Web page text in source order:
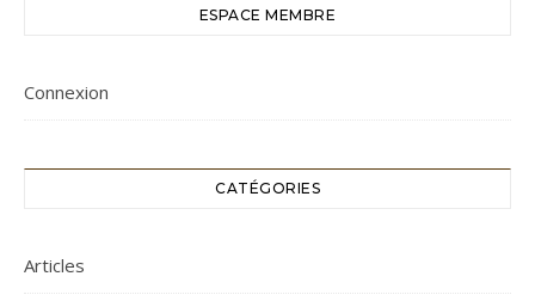
ESPACE MEMBRE
Connexion
CATÉGORIES
Articles